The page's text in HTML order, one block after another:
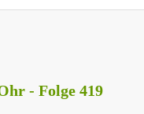
- Folge 419